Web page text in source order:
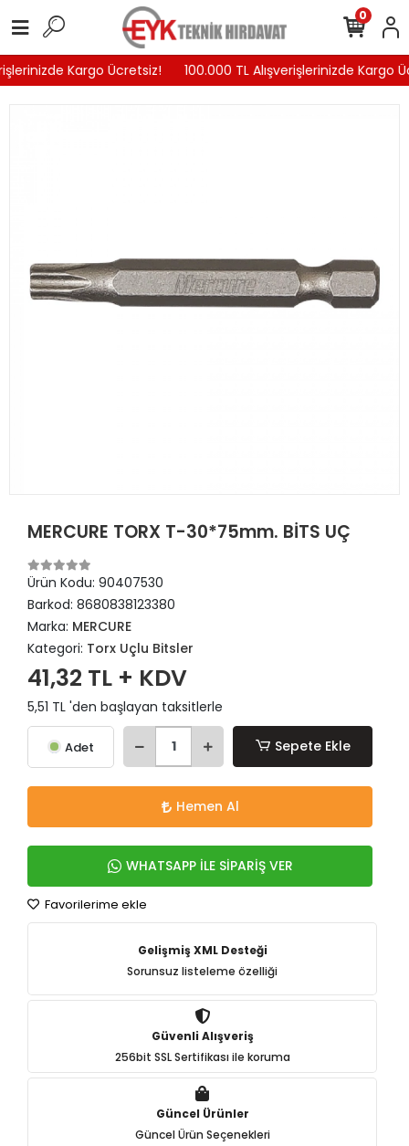
Kargo Ücretsiz! 100.000 TL Alışverişlerinizde Kargo
0
MERCURE TORX T-30*75mm. BİTS UÇ
Ürün Kodu: 90407530
Barkod: 8680838123380
Marka: MERCURE
Kategori: Torx Uçlu Bitsler
41,32 TL + KDV
5,51 TL 'den başlayan taksitlerle
Adet Sepete Ekle
Hemen Al
WHATSAPP İLE SİPARİŞ VER
Favorilerime ekle
Gelişmiş XML Desteği
Sorunsuz listeleme özelliği
Güvenli Alışveriş
256bit SSL Sertifikası ile koruma
Güncel Ürünler
Güncel Ürün Seçenekleri